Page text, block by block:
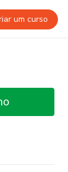
um curso